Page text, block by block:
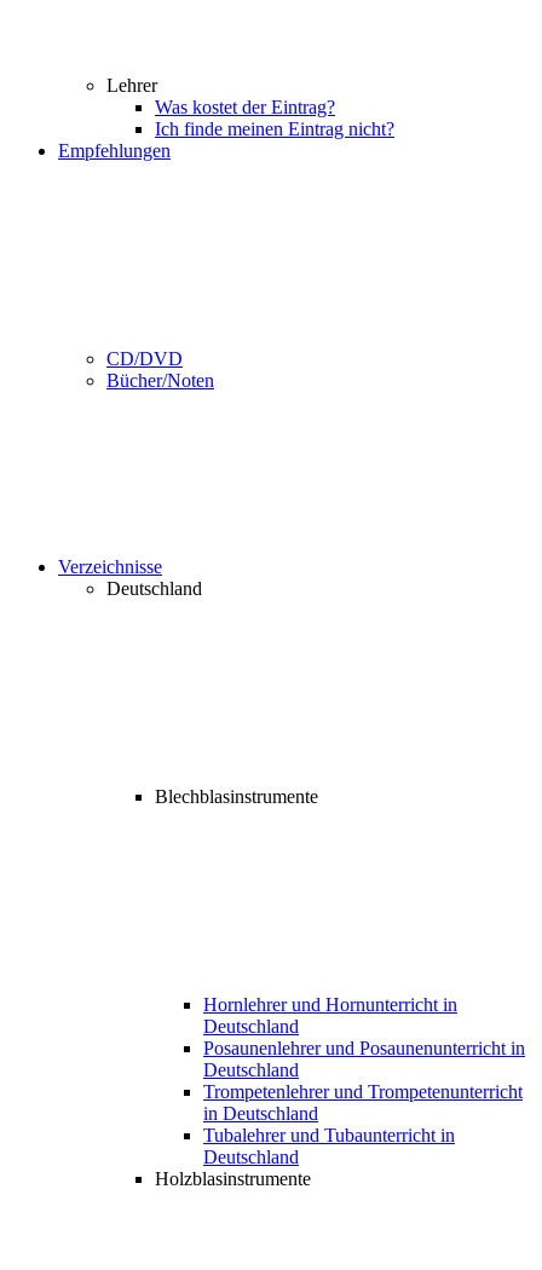
Lehrer
Was kostet der Eintrag?
Ich finde meinen Eintrag nicht?
Empfehlungen
CD/DVD
Bücher/Noten
Verzeichnisse
Deutschland
Blechblasinstrumente
Hornlehrer und Hornunterricht in
Deutschland
Posaunenlehrer und Posaunenunterricht in
Deutschland
Trompetenlehrer und Trompetenunterricht
in Deutschland
Tubalehrer und Tubaunterricht in
Deutschland
Holzblasinstrumente